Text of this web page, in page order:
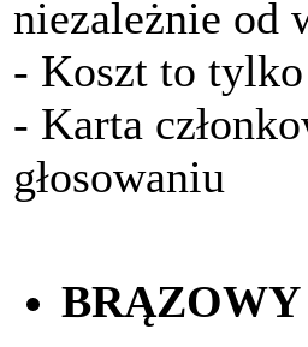
niezależnie od
- Koszt to
- Karta
głosowaniu